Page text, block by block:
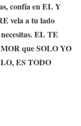
confía en EL Y
vela a tu lado
EL TE
que SOLO YO
ES TODO